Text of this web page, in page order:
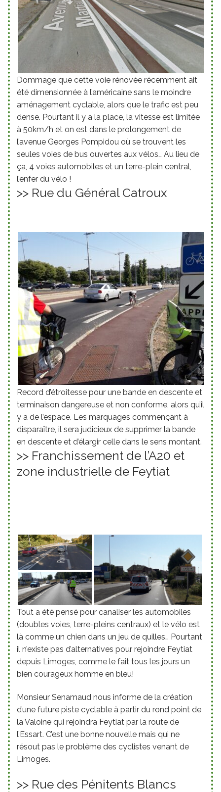
Dommage que cette voie rénovée récemment ait
été dimensionnée à l’américaine sans le moindre
aménagement cyclable, alors que le trafic est peu
dense. Pourtant il y a la place, la vitesse est limitée
à 50km/h et on est dans le prolongement de
l’avenue Georges Pompidou où se trouvent les
seules voies de bus ouvertes aux vélos… Au lieu de
ça, 4 voies automobiles et un terre-plein central,
l’enfer du vélo !
>> Rue du Général Catroux
Record d’étroitesse pour une bande en descente et
terminaison dangereuse et non conforme, alors qu’il
y a de l’espace. Les marquages commençant à
disparaître, il sera judicieux de supprimer la bande
en descente et d’élargir celle dans le sens montant.
>> Franchissement de l’A20 et
zone industrielle de Feytiat
Tout a été pensé pour canaliser les automobiles
(doubles voies, terre-pleins centraux) et le vélo est
là comme un chien dans un jeu de quilles… Pourtant
il n’existe pas d’alternatives pour rejoindre Feytiat
depuis Limoges, comme le fait tous les jours un
bien courageux homme en bleu!
Monsieur Senamaud nous informe de la création
d’une future piste cyclable à partir du rond point de
la Valoine qui rejoindra Feytiat par la route de
l’Essart. C’est une bonne nouvelle mais qui ne
résout pas le problème des cyclistes venant de
Limoges.
>> Rue des Pénitents Blancs